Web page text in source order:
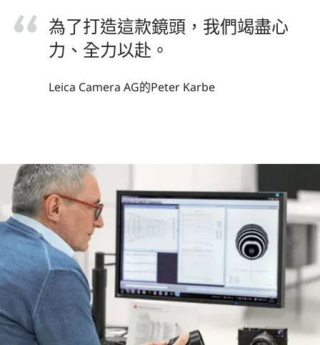
為了打造這款鏡頭，我們竭盡心
力、全力以赴。
Leica Camera AG的Peter Karbe